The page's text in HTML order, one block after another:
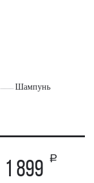
Шампунь
1 899
a